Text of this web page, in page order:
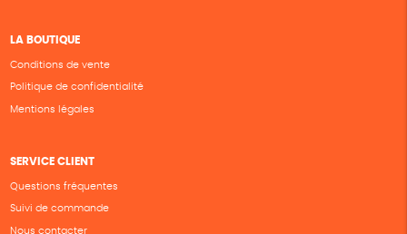
LA BOUTIQUE
Conditions de vente
Politique de confidentialité
Mentions légales
SERVICE CLIENT
Questions fréquentes
Suivi de commande
Nous contacter